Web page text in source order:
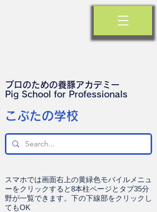
プロのための養豚アカデミー
​Pig School for Professionals
​こぶたの学校
スマホでは画面右上の黄緑色モバイルメニュ
ーをクリックすると8本柱ページとタブ35分
野が一覧できます。下の下線部をクリックし
てもOK